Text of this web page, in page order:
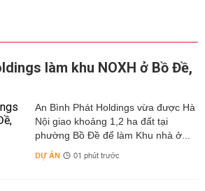
làm khu NOXH ở Bồ Đề,
An Bình Phát Holdings vừa được Hà
Nội giao khoảng 1,2 ha đất tại
phường Bồ Đề để làm Khu nhà ở...
DỰ ÁN 01 phút trước